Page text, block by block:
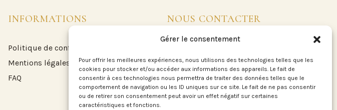
Gérer le consentement
Pour offrir les meilleures expériences, nous utilisons des technologies telles que les
cookies pour stocker et/ou accéder aux informations des appareils. Le fait de
consentir à ces technologies nous permettra de traiter des données telles que le
comportement de navigation ou les ID uniques sur ce site. Le fait de ne pas consentir
ou de retirer son consentement peut avoir un effet négatif sur certaines
caractéristiques et fonctions.
INFORMATIONS
Politique de confidentialité
Mentions légales
FAQ
NOUS CONTACTER
grotte 57850 - Dabo
Téléphone : +33 6 41 59 99 72
E-mail: contact@clubvosgiendabo.fr